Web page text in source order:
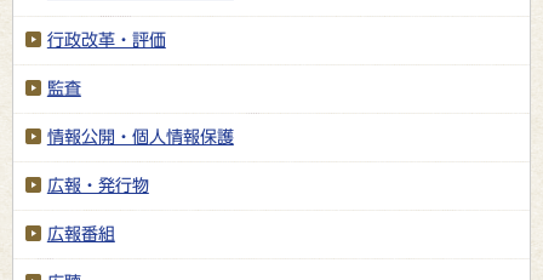
行政改革・評価
監査
情報公開・個人情報保護
広報・発行物
広報番組